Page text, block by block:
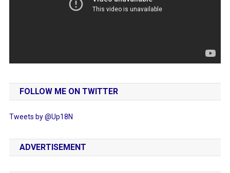
FOLLOW ME ON TWITTER
Tweets by @Up18N
ADVERTISEMENT